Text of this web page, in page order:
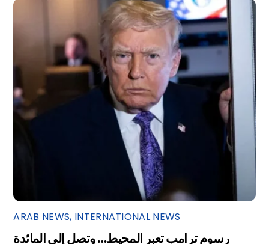
ARAB NEWS, INTERNATIONAL NEWS
رسوم ترامب تعبر المحيط… وتصل إلى المائدة